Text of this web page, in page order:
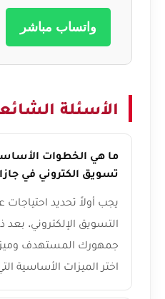
واتساب مباشر
الأسئلة
ما هي الخطوات
تسويق الكتروني في
يجب أولاً تحديد
التسويق الإلكتروني.
جمهورك المستهدف
اختر الميزات الأساسية